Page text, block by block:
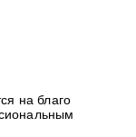
на благо